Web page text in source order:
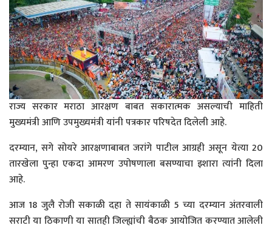
राज्य सरकार मराठा आरक्षण बाबत सकारात्मक असल्याची माहिती
मुख्यमंत्री आणि उपमुख्यमंत्री यांनी पत्रकार परिषदेत दिलेली आहे.
दरम्यान, सगे सोयरे आरक्षणाबाबत जरांगे पाटील आग्रही असून येत्या 20
तारखेला पुन्हा एकदा आमरण उपोषणाला बसण्याचा इशारा त्यांनी दिला
आहे.
आज 18 जुलै रोजी सकाळी दहा ते सायंकाळी 5 च्या दरम्यान अंतरवाली
सराटी या ठिकाणी या सातही जिल्ह्यांची बैठक आयोजित करण्यात आलेली